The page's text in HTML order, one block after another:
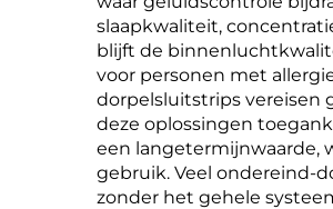
slaapkwaliteit,
blijft de
voor personen met
dorpelsluitstrips vereisen
deze oplossingen
een langetermijnwaarde,
gebruik. Veel ondereind-
zonder het gehele